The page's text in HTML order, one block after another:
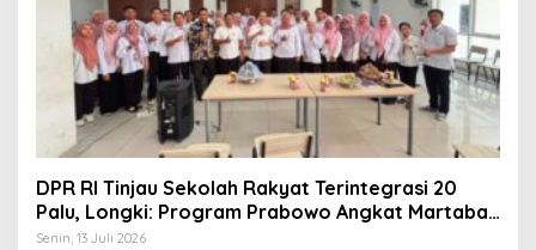
DPR RI Tinjau Sekolah Rakyat Terintegrasi 20
Palu, Longki: Program Prabowo Angkat Martabat
Anak Miskin
Senin, 13 Juli 2026